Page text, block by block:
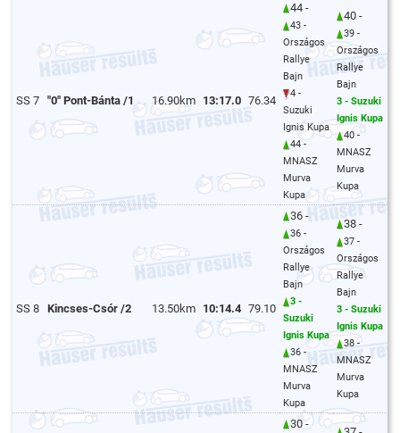
SS 7 "0" Pont-Bánta /1 16.90km 13:17.0 76.34
44 -
43 -
Országos
Rallye
Bajn
4 -
Suzuki
Ignis Kupa
44 -
MNASZ
Murva
Kupa
40 -
39 -
Országos
Rallye
Bajn
3 - Suzuki
Ignis Kupa
40 -
MNASZ
Murva
Kupa
SS 8 Kincses-Csór /2 13.50km 10:14.4 79.10
36 -
36 -
Országos
Rallye
Bajn
3 -
Suzuki
Ignis Kupa
36 -
MNASZ
Murva
Kupa
38 -
37 -
Országos
Rallye
Bajn
3 - Suzuki
Ignis Kupa
38 -
MNASZ
Murva
Kupa
30 -